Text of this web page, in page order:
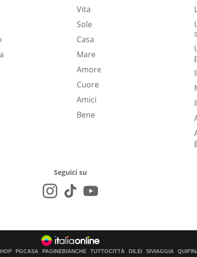
Vita
Sole
Casa
Mare
Amore
Cuore
Amici
Bene
Seguici su
PGCASA PAGINEBIANCHE TUTTOCITTÀ DILEI SIVIAGGIA